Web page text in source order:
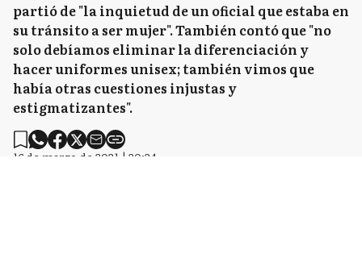
partió de "la inquietud de un oficial que estaba en
su tránsito a ser mujer". También contó que "no
solo debíamos eliminar la diferenciación y
hacer uniformes unisex; también vimos que
había otras cuestiones injustas y
estigmatizantes".
16 de marzo de 2021 | 20:24